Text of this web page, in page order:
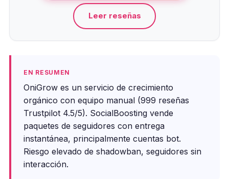
Leer reseñas
EN RESUMEN
OniGrow es un servicio de crecimiento
orgánico con equipo manual (999 reseñas
Trustpilot 4.5/5). SocialBoosting vende
paquetes de seguidores con entrega
instantánea, principalmente cuentas bot.
Riesgo elevado de shadowban, seguidores sin
interacción.